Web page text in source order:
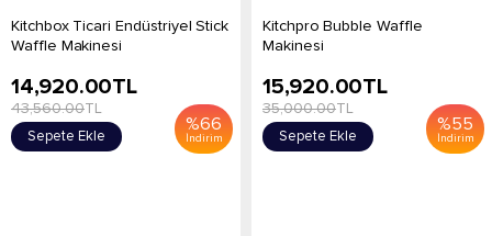
Kitchbox Ticari Endüstriyel Stick
Waffle Makinesi
%66
İndirim
14,920.00TL
43,560.00TL
Sepete Ekle
Kitchpro Bubble Waffle
Makinesi
%55
İndirim
15,920.00TL
35,000.00TL
Sepete Ekle